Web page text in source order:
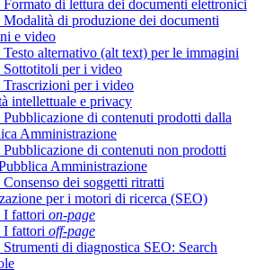
Formato di lettura dei documenti elettronici
Modalità di produzione dei documenti
e video
Testo alternativo (alt text) per le immagini
Sottotitoli per i video
Trascrizioni per i video
intellettuale e privacy
Pubblicazione di contenuti prodotti dalla
Amministrazione
Pubblicazione di contenuti non prodotti
Amministrazione
dei soggetti ritratti
per i motori di ricerca (SEO)
I fattori on-page
I fattori off-page
di diagnostica SEO: Search